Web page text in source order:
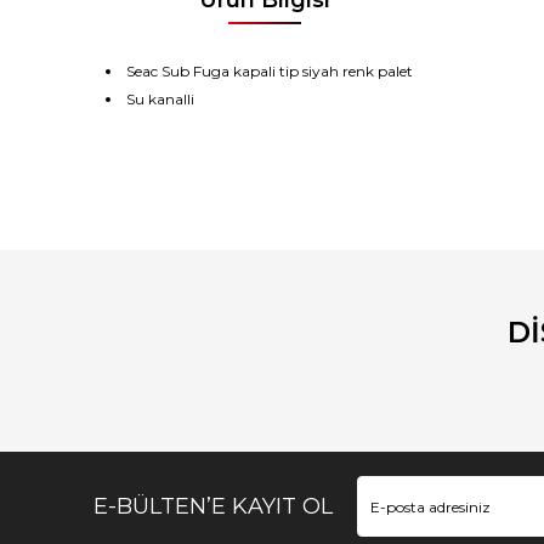
Seac Sub Fuga kapali tip siyah renk palet
Su kanalli
E-BÜLTEN’E KAYIT OL